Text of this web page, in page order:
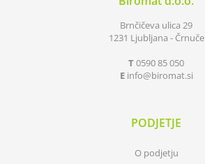
Brnčičeva ulica 29
1231 Ljubljana - Črnuče
T0590 85 050
E info biromat.si
PODJETJE
O podjetju